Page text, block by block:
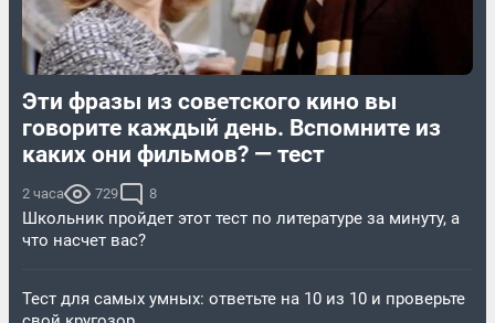
Эти фразы из советского кино вы
говорите каждый день. Вспомните из
каких они фильмов? — тест
2 часа 729 8
Школьник пройдет этот тест по литературе за минуту, а
что насчет вас?
Тест для самых умных: ответьте на 10 из 10 и проверьте